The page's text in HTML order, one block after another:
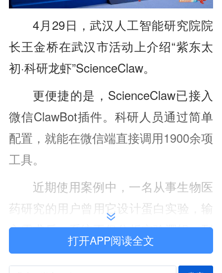
4月29日，武汉人工智能研究院院
长王金桥在武汉市活动上介绍“紫东太
初·科研龙虾”ScienceClaw。
更便捷的是，ScienceClaw已接入
微信ClawBot插件。科研人员通过简单
配置，就能在微信端直接调用1900余项
工具。
近期使用案例中，一名从事生物医
药研究的用户曾用它设计蛋白实验，输
入需求后，系统不仅分析实验逻辑、列
出时间线，还给出具体试剂用量，用户
打开APP阅读全文